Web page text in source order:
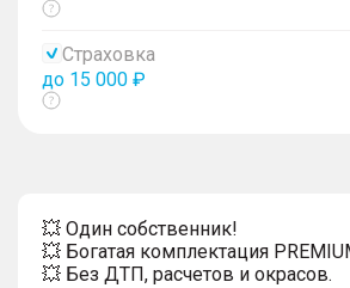
Показать
Страховка
до 15 000 ₽
Показать
💥 Один собственник!
💥 Богатая комплектация
💥 Без ДТП, расчетов и окрасов.